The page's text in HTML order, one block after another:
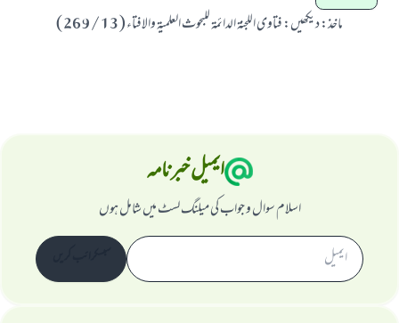
ماخذ:ديكھيں: فتاوى اللجنۃ الدائمۃ للبحوث العلميۃ والافتاء ( 13 / 269 )
ایمیل خبرنامہ
اسلام سوال و جواب کی میلنگ لسٹ میں شامل ہوں